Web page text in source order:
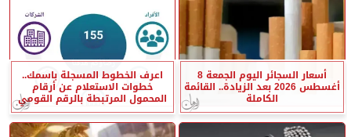
أسعار السجائر اليوم الجمعة 8
أغسطس 2026 بعد الزيادة.. القائمة
الكاملة
اعرف الخطوط المسجلة باسمك..
خطوات الاستعلام عن أرقام
المحمول المرتبطة بالرقم القومي